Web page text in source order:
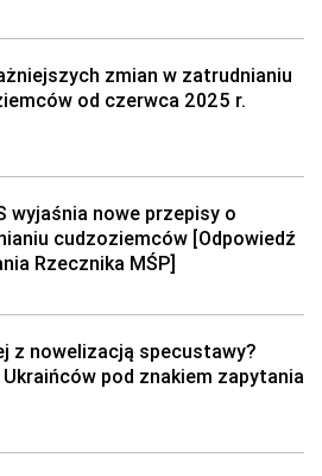
zmian w zatrudnianiu
od czerwca 2025 r.
wyjaśnia nowe przepisy o
cudzoziemców [Odpowiedź
Rzecznika MŚP]
z nowelizacją specustawy?
pod znakiem zapytania